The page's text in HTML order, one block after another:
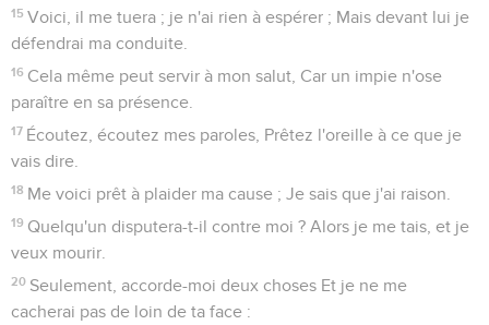
15 Voici, il me tuera ; je n'ai rien à espérer ; Mais devant lui je
défendrai ma conduite.
16 Cela même peut servir à mon salut, Car un impie n'ose
paraître en sa présence.
17 Écoutez, écoutez mes paroles, Prêtez l'oreille à ce que je
vais dire.
18 Me voici prêt à plaider ma cause ; Je sais que j'ai raison.
19 Quelqu'un disputera-t-il contre moi ? Alors je me tais, et je
veux mourir.
20 Seulement, accorde-moi deux choses Et je ne me
cacherai pas de loin de ta face :